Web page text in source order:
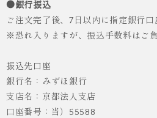
●銀行振込
ご注文完了後、7日以内に指定銀行口
※恐れ入りますが、振込手数料はご
振込先口座
銀行名：みずほ銀行
支店名：京都法人支店
口座番号：当）55588